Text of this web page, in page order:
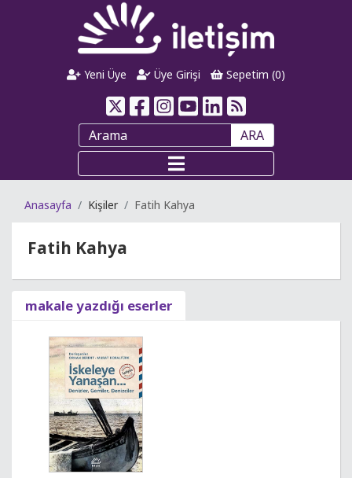
Yeni Üye Üye Girişi Sepetim (0)
ARA
Anasayfa Kişiler Fatih Kahya
Fatih Kahya
makale yazdığı eserler